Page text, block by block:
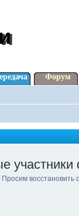
Форум
участники
восстановить